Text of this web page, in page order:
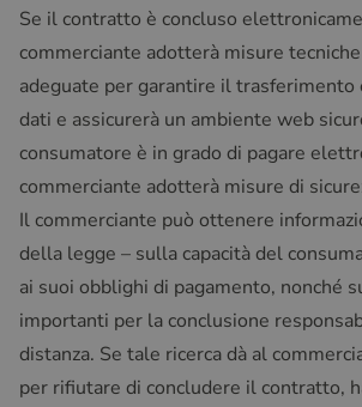
Se il contratto è concluso
commerciante adotterà misure
adeguate per garantire il
dati e assicurerà un ambiente web
consumatore è in grado di pagare
commerciante adotterà misure di
Il commerciante può ottenere
della legge – sulla capacità del
ai suoi obblighi di pagamento, nonché
importanti per la conclusione
distanza. Se tale ricerca dà al
per rifiutare di concludere il contratto,